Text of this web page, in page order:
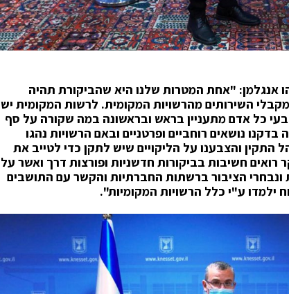
אנגלמן: "אחת המטרות שלנו היא שהביקורת תהיה
מקבלי השירותים מהרשויות המקומית. לרשות המקומית יש
כל אדם מתעניין בראש ובראשונה במה שקורה על סף
נושאים רוחביים ופרטניים ובאם הרשויות נהגו
התקין והצבענו על הליקויים שיש לתקן כדי לטייב את
חשיבות בביקורות חדשניות ופורצות דרך ואשר על
ונבחרי הציבור ברשתות החברתיות והקשר עם התושבים
ילמדו ע"י כלל הרשויות המקומיות".